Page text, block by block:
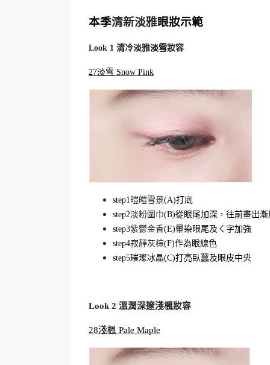
本季清新淡雅眼妝示範
Look 1 清冷淡雅淡雪妝容
27淡雪 Snow Pink
step1 皚皚雪景(A)打底
step2淡粉圍巾(B)從眼尾加深，往前畫出漸
step3紫鬱金香(E)暈染眼尾及ㄑ字加強
step4寂靜灰棕(F)作為眼線色
step5璀璨冰晶(C)打亮臥蠶及眼皮中央
Look 2 溫潤深邃淺楓妝容
28淺楓 Pale Maple